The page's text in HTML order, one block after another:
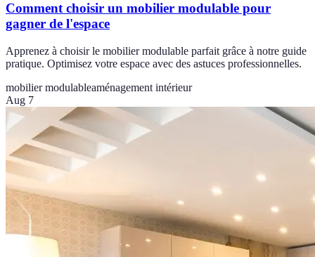
Comment choisir un mobilier modulable pour
gagner de l'espace
Apprenez à choisir le mobilier modulable parfait grâce à notre guide
pratique. Optimisez votre espace avec des astuces professionnelles.
mobilier modulableaménagement intérieur
Aug 7